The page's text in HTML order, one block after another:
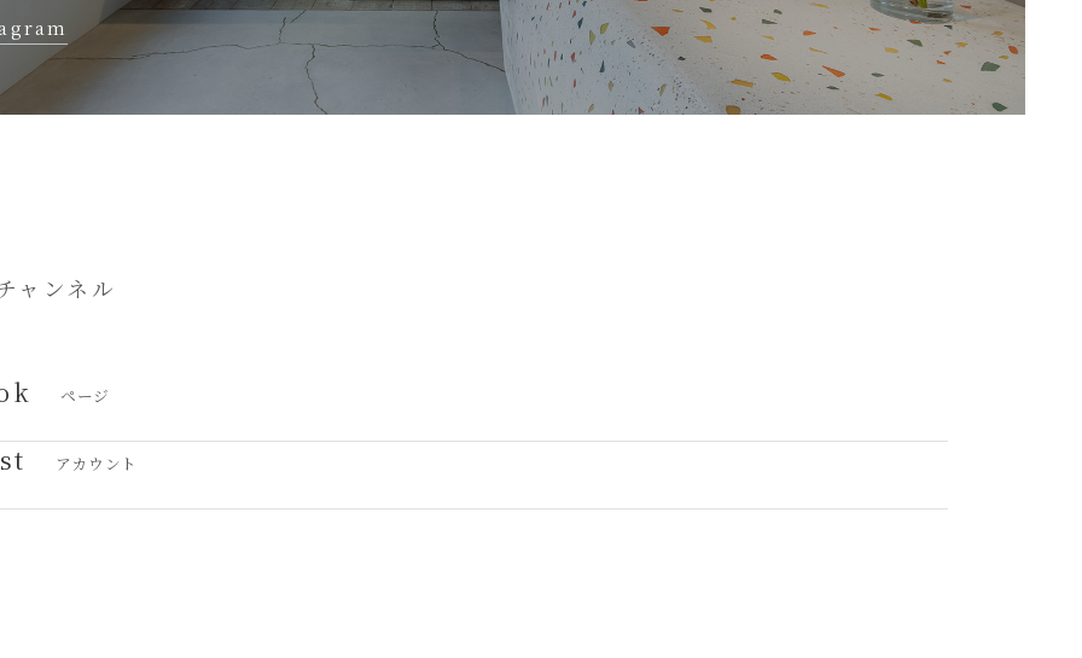
ャンネル
ページ
アカウント